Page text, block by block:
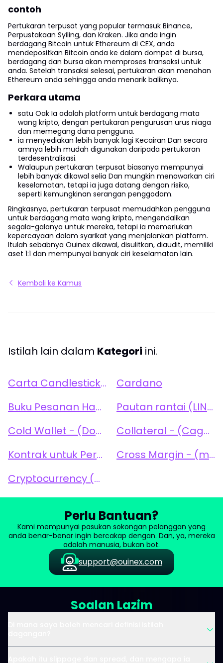
contoh
Pertukaran terpusat yang popular termasuk Binance,
Perpustakaan Syiling, dan Kraken. Jika anda ingin
berdagang Bitcoin untuk Ethereum di CEX, anda
mendepositkan Bitcoin anda ke dalam dompet di bursa,
berdagang dan bursa akan memproses transaksi untuk
anda. Setelah transaksi selesai, pertukaran akan menahan
Ethereum anda sehingga anda menarik baliknya.
Perkara utama
satu Oak Ia adalah platform untuk berdagang mata
wang kripto, dengan pertukaran pengurusan urus niaga
dan memegang dana pengguna.
ia menyediakan lebih banyak lagi Kecairan Dan secara
amnya lebih mudah digunakan daripada pertukaran
terdesentralisasi.
Walaupun pertukaran terpusat biasanya mempunyai
lebih banyak dikawal selia Dan mungkin menawarkan ciri
keselamatan, tetapi ia juga datang dengan risiko,
seperti kemungkinan serangan penggodam.
Ringkasnya, pertukaran terpusat memudahkan pengguna
untuk berdagang mata wang kripto, mengendalikan
segala-galanya untuk mereka, tetapi ia memerlukan
kepercayaan dalam syarikat yang menjalankan platform.
Itulah sebabnya Ouinex dikawal, disulitkan, diaudit, memiliki
aset 1:1 dan mempunyai banyak ciri keselamatan lain.
Kembali ke Kamus
Istilah lain dalam Kategori ini.
Carta Candlestick (Candlestick Chart)
Cardano
Buku Pesanan Had Terpusat (CLOB)
Pautan rantai (LINK)
Cold Wallet - (Dompet Sejuk)
Collateral - (Cagaran)
Kontrak untuk Perbezaan (CFD)
Cross Margin - (margin silang)
Cryptocurrency (Crypto)
Perlu Bantuan?
Kami mempunyai pasukan sokongan pelanggan yang
anda benar-benar ingin bercakap dengan. Dan, ya, mereka
adalah manusia, bukan bot.
support@ouinex.com
Soalan Lazim